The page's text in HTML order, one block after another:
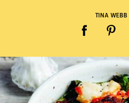
TINA WEBB